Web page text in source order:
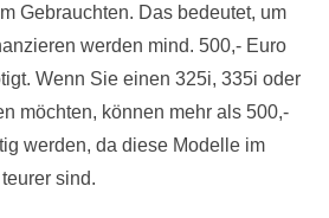
Gebrauchten. Das bedeutet, um
werden mind. 500,- Euro
Wenn Sie einen 325i, 335i oder
möchten, können mehr als 500,-
werden, da diese Modelle im
sind.